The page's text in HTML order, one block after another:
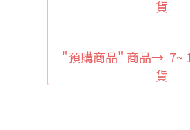
貨
"預購商品" 商品→ 7~
貨